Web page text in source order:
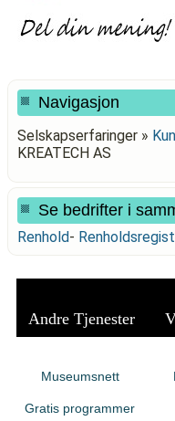
Navigasjon
Selskapserfaringer »
KREATECH AS
Se bedrifter i
Renhold-
Andre Tjenester
Museumsnett
Gratis programmer